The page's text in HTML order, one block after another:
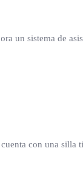
un sistema de
con una silla